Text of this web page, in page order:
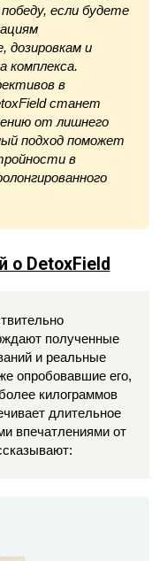
если будете
дозировкам и
комплекса.
в
станет
от лишнего
подход поможет
в
о DetoxField
полученные
и реальные
опробовавшие его,
килограммов
длительное
впечатлениями от